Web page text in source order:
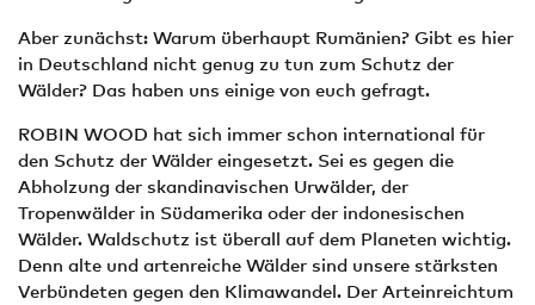
Aber zunächst: Warum überhaupt Rumänien? Gibt es hier
in Deutschland nicht genug zu tun zum Schutz der
Wälder? Das haben uns einige von euch gefragt.
ROBIN WOOD hat sich immer schon international für
den Schutz der Wälder eingesetzt. Sei es gegen die
Abholzung der skandinavischen Urwälder, der
Tropenwälder in Südamerika oder der indonesischen
Wälder. Waldschutz ist überall auf dem Planeten wichtig.
Denn alte und artenreiche Wälder sind unsere stärksten
Verbündeten gegen den Klimawandel. Der Arteinreichtum